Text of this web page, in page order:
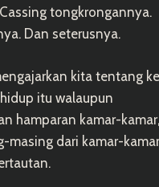
tongkrongannya.
Dan seterusnya.
kita tentang
itu walaupun
hamparan kamar-
masing dari kamar-